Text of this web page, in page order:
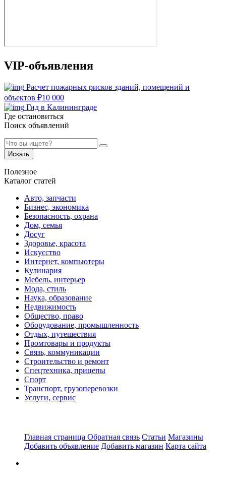
VIP-объявления
Расчет пожарных рисков зданий, помещений и
объектов ₽10 000
Гид в Калининграде
Где остановиться
Поиск объявлений
Искать
Полезное
Каталог статей
Авто, запчасти
Бизнес, экономика
Безопасность, охрана
Дом, семья
Досуг
Здоровье, красота
Искусство
Интернет, компьютеры
Кулинария
Мебель, интерьер
Мода, стиль
Наука, образование
Недвижимость
Общество, право
Оборудование, промышленность
Отдых, путешествия
Промтовары и продукты
Связь, коммуникации
Строительство и ремонт
Спецтехника, прицепы
Спорт
Транспорт, грузоперевозки
Услуги, сервис
Главная страница Обратная связь Статьи Магазины
Добавить объявление Добавить магазин Карта сайта